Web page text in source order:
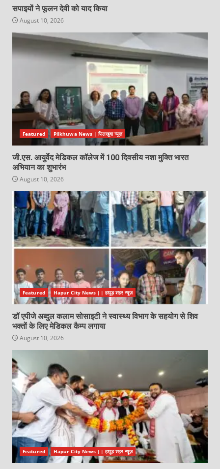
सपाइयों ने फूलन देवी को याद किया
August 10, 2026
Featured Pilkhuwa News | पिलखुवा न्यूज़
जी.एस. आयुर्वेद मेडिकल कॉलेज में 100 दिवसीय नशा मुक्ति भारत
अभियान का शुभारंभ
August 10, 2026
Featured Hapur City News || हापुड़ शहर न्यूज़
डॉ एपीजे अब्दुल कलाम सोसाइटी ने स्वास्थ्य विभाग के सहयोग से शिव
भक्तों के लिए मेडिकल कैम्प लगाया
August 10, 2026
Featured Hapur City News || हापुड़ शहर न्यूज़